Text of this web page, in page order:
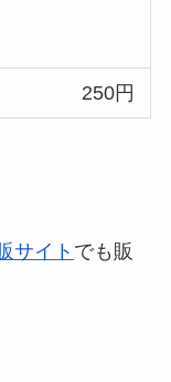
250円
サイト でも販